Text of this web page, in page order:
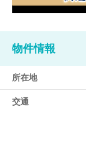
物件情報
所在地
交通